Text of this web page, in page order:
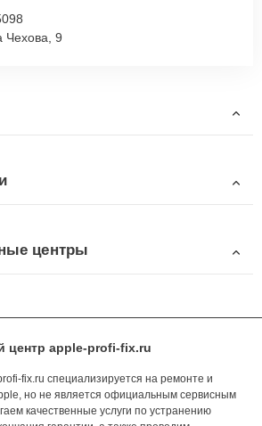
Чехова, 9
центры
apple-profi-fix.ru
fix.ru специализируется на ремонте и
но не является официальным сервисным
качественные услуги по устранению